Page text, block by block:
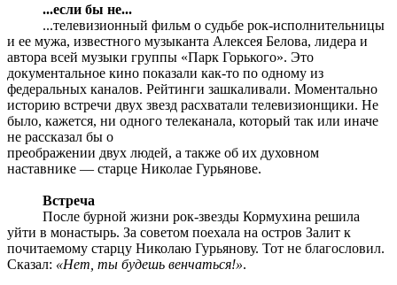
...если бы не...
...телевизионный фильм о судьбе рок-исполнительницы
и ее мужа, известного музыканта Алексея Белова, лидера и
автора всей музыки группы «Парк Горького». Это
документальное кино показали как-то по одному из
федеральных каналов. Рейтинги зашкаливали. Моментально
историю встречи двух звезд расхватали телевизионщики. Не
было, кажется, ни одного телеканала, который так или иначе
не рассказал бы о
преображении двух людей, а также об их духовном
наставнике — старце Николае Гурьянове.
Встреча
После бурной жизни рок-звезды Кормухина решила
уйти в монастырь. За советом поехала на остров Залит к
почитаемому старцу Николаю Гурьянову. Тот не благословил.
Сказал: «Нет, ты будешь венчаться!».